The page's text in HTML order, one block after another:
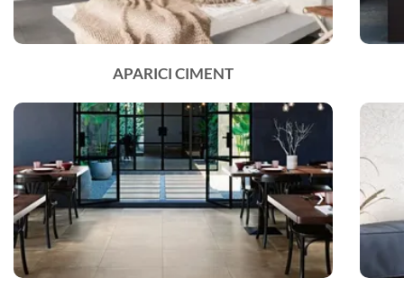
APARICI CIMENT